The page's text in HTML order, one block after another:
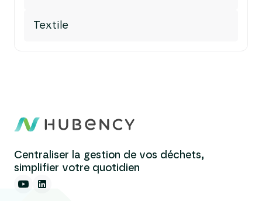
Textile
Centraliser la gestion de vos déchets,
simplifier votre quotidien